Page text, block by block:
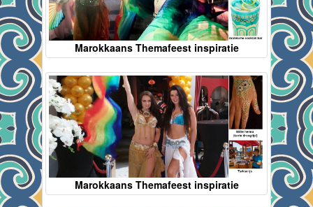
Marokkaans Themafeest inspiratie
Marokkaans Themafeest inspiratie